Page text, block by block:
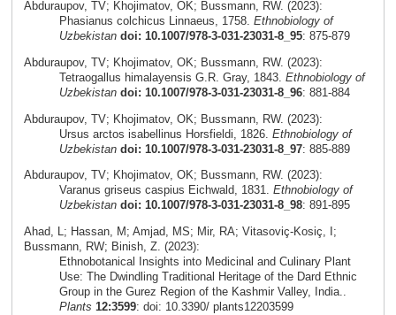
Abduraupov, TV; Khojimatov, OK; Bussmann, RW. (2023):
Phasianus colchicus Linnaeus, 1758. Ethnobiology of
Uzbekistan doi: 10.1007/978-3-031-23031-8_95: 875-879
Abduraupov, TV; Khojimatov, OK; Bussmann, RW. (2023):
Tetraogallus himalayensis G.R. Gray, 1843. Ethnobiology of
Uzbekistan doi: 10.1007/978-3-031-23031-8_96: 881-884
Abduraupov, TV; Khojimatov, OK; Bussmann, RW. (2023):
Ursus arctos isabellinus Horsfieldi, 1826. Ethnobiology of
Uzbekistan doi: 10.1007/978-3-031-23031-8_97: 885-889
Abduraupov, TV; Khojimatov, OK; Bussmann, RW. (2023):
Varanus griseus caspius Eichwald, 1831. Ethnobiology of
Uzbekistan doi: 10.1007/978-3-031-23031-8_98: 891-895
Ahad, L; Hassan, M; Amjad, MS; Mir, RA; Vitasoviç-Kosiç, I;
Bussmann, RW; Binish, Z. (2023):
Ethnobotanical Insights into Medicinal and Culinary Plant
Use: The Dwindling Traditional Heritage of the Dard Ethnic
Group in the Gurez Region of the Kashmir Valley, India..
Plants 12:3599: doi: 10.3390/ plants12203599